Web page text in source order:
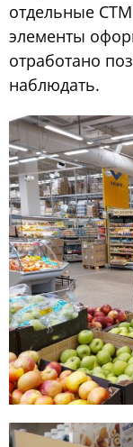
отдельные
элементы
отработано
наблюдать.